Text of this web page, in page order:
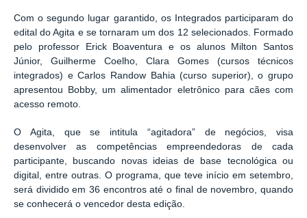
Com o segundo lugar garantido, os Integrados participaram do
edital do Agita e se tornaram um dos 12 selecionados. Formado
pelo professor Erick Boaventura e os alunos Milton Santos
Júnior, Guilherme Coelho, Clara Gomes (cursos técnicos
integrados) e Carlos Randow Bahia (curso superior), o grupo
apresentou Bobby, um alimentador eletrônico para cães com
acesso remoto.
O Agita, que se intitula “agitadora” de negócios, visa
desenvolver as competências empreendedoras de cada
participante, buscando novas ideias de base tecnológica ou
digital, entre outras. O programa, que teve início em setembro,
será dividido em 36 encontros até o final de novembro, quando
se conhecerá o vencedor desta edição.